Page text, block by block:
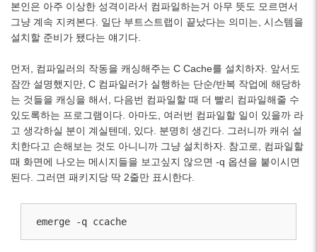
본인은 아주 이상한 성격이라서 컴파일하는거 아무 뜻도 모르면서
그냥 계속 지켜본다. 일단 부트스트랩이 끝났다는 의미는, 시스템을
설치할 준비가 됐다는 얘기다.
먼저, 컴파일러의 작동을 캐싱해주는 C Cache를 설치하자. 앞서도
잠깐 설명했지만, C 컴파일러가 실행하는 단순/반복 작업에 해당하
는 것들을 캐싱을 해서, 다음번 컴파일할 때 더 빨리 컴파일해줄 수
있도록하는 프로그램이다. 아마도, 여러번 컴파일할 일이 있을까 라
고 생각하실 분이 계실텐데, 있다. 분명히 생긴다. 그러니까 캐쉬 설
치한다고 손해보는 것도 아니니까 그냥 설치하자. 참고로, 컴파일할
때 화면에 나오는 메시지들을 보고싶지 않으면 -q 옵션을 붙이시면
된다. 그러면 패키지당 딱 2줄만 표시한다.
emerge -q ccache